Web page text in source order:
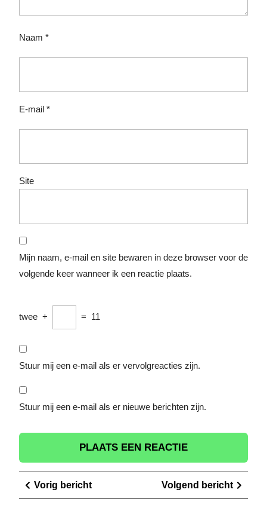
Naam *
E-mail *
Site
Mijn naam, e-mail en site bewaren in deze browser voor de
volgende keer wanneer ik een reactie plaats.
twee + = 11
Stuur mij een e-mail als er vervolgreacties zijn.
Stuur mij een e-mail als er nieuwe berichten zijn.
Berichtnavigatie
Vorig berichtVorig
bericht
Volgend bericht
bericht